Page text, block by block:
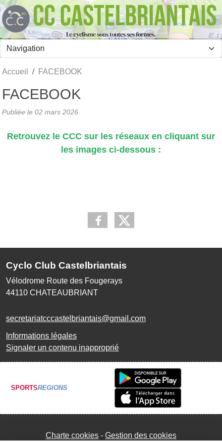
Accueil FACEBOOK
FACEBOOK
Publiée le 02 mars 2026
Retrouvez le CCC sur les réseaux en cliquant sur
les images ci-dessous :
Cyclo Club Castelbriantais
Vélodrome Route des Fougerays
44110 CHATEAUBRIANT
secretariatcccastelbriantais@gmail.com
Informations légales
Signaler un contenu inapproprié
SPORTSREGIONS
Charte cookies Gestion des cookies
Panneau de gestion des cookies